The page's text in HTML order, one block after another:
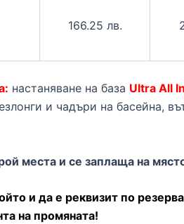
166.25 лв.
настаняване на база Ultra All
и чадъри на басейна,
места и се заплаща на
и да е реквизит по
на промяната!